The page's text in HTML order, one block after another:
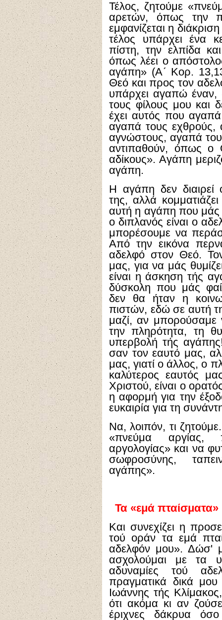
Τέλος, ζητούμε
αρετών, όπως την
εμφανίζεται η
τέλος υπάρχει ένα
πίστη, την ελπίδα
όπως λέει ο
αγάπη» (Α´ Κορ.
Θεό και προς τον
υπάρχει αγαπώ έναν,
τους φίλους μου και
έχει αυτός που
αγαπά τους εχθρούς,
αγνώστους, αγαπά
αντιπαθούν, όπως ο
αδίκους». Αγάπη
αγάπη.
Η αγάπη δεν διαιρεί
της, αλλά
αυτή η αγάπη που μάς
ο διπλανός είναι ο
μπορέσουμε να
Από την εικόνα
αδελφό στον Θεό.
μας, για να μάς
είναι η άσκηση τής
δύσκολη που μάς
δεν θα ήταν η
πιστών, εδώ σε αυτή
μαζί, αν μπορούσαμε
την πληρότητα, τη
υπερβολή τής
σαν τον εαυτό μας,
μας, γιατί ο άλλος, ο
καλύτερος εαυτός
Χριστού, είναι ο
η αφορμή για την
ευκαιρία για τη
Να, λοιπόν, τι
«πνεύμα αργίας,
αργολογίας» και να
σωφροσύνης,
αγάπης».
Τα «εμά πταίσματα»
Και συνεχίζει η
τού οράν τα εμά
αδελφόν μου». Δώσ'
ασχολούμαι με τα
αδυναμίες τού
πραγματικά δικά
Ιωάννης τής
ότι ακόμα κι αν
έριχνες δάκρυα